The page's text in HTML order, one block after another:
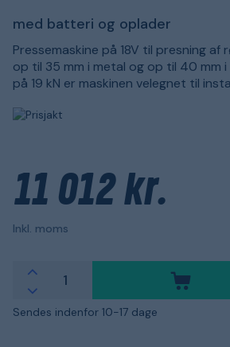
med batteri og oplader
Pressemaskine på 18V til presning
op til 35 mm i metal og op til 40 mm
på 19 kN er maskinen velegnet til
11 012 kr.
Inkl. moms
Sendes indenfor 10-17 dage